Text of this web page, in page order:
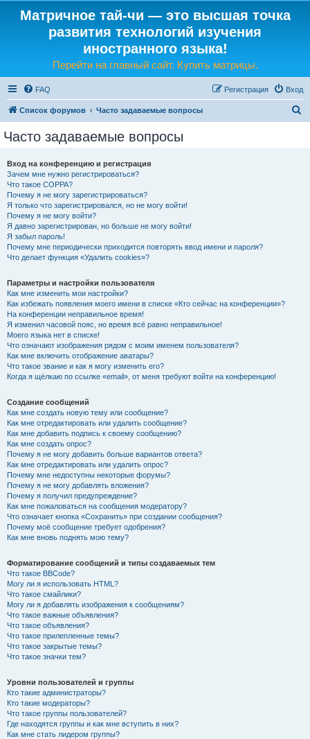
Матричное тай-чи — это высшая точка
развития технологий изучения
иностранного языка!
Перейти на главный сайт. Купить матрицы.
FAQ Вход
Регистрация
Список форумов Часто задаваемые вопросы
Часто задаваемые вопросы
Вход на конференцию и регистрация
Зачем мне нужно регистрироваться?
Что такое COPPA?
Почему я не могу зарегистрироваться?
Я только что зарегистрировался, но не могу войти!
Почему я не могу войти?
Я давно зарегистрирован, но больше не могу войти!
Я забыл пароль!
Почему мне периодически приходится повторять ввод имени и пароля?
Что делает функция «Удалить cookies»?
Параметры и настройки пользователя
Как мне изменить мои настройки?
Как избежать появления моего имени в списке «Кто сейчас на конференции»?
На конференции неправильное время!
Я изменил часовой пояс, но время всё равно неправильное!
Моего языка нет в списке!
Что означают изображения рядом с моим именем пользователя?
Как мне включить отображение аватары?
Что такое звание и как я могу изменить его?
Когда я щёлкаю по ссылке «email», от меня требуют войти на конференцию!
Создание сообщений
Как мне создать новую тему или сообщение?
Как мне отредактировать или удалить сообщение?
Как мне добавить подпись к своему сообщению?
Как мне создать опрос?
Почему я не могу добавить больше вариантов ответа?
Как мне отредактировать или удалить опрос?
Почему мне недоступны некоторые форумы?
Почему я не могу добавлять вложения?
Почему я получил предупреждение?
Как мне пожаловаться на сообщения модератору?
Что означает кнопка «Сохранить» при создании сообщения?
Почему моё сообщение требует одобрения?
Как мне вновь поднять мою тему?
Форматирование сообщений и типы создаваемых тем
Что такое BBCode?
Могу ли я использовать HTML?
Что такое смайлики?
Могу ли я добавлять изображения к сообщениям?
Что такое важные объявления?
Что такое объявления?
Что такое прилепленные темы?
Что такое закрытые темы?
Что такое значки тем?
Уровни пользователей и группы
Кто такие администраторы?
Кто такие модераторы?
Что такое группы пользователей?
Где находятся группы и как мне вступить в них?
Как мне стать лидером группы?